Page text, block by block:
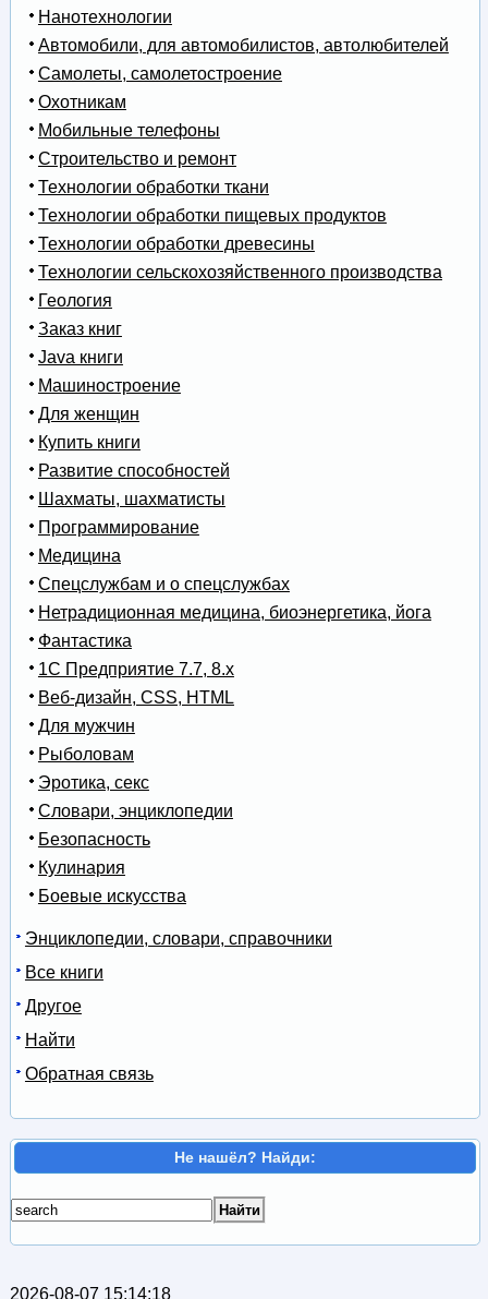
Нанотехнологии
Автомобили, для автомобилистов, автолюбителей
Самолеты, самолетостроение
Охотникам
Мобильные телефоны
Строительство и ремонт
Технологии обработки ткани
Технологии обработки пищевых продуктов
Технологии обработки древесины
Технологии сельскохозяйственного производства
Геология
Заказ книг
Java книги
Машиностроение
Для женщин
Купить книги
Развитие способностей
Шахматы, шахматисты
Программирование
Медицина
Спецслужбам и о спецслужбах
Нетрадиционная медицина, биоэнергетика, йога
Фантастика
1С Предприятие 7.7, 8.x
Веб-дизайн, CSS, HTML
Для мужчин
Рыболовам
Эротика, секс
Словари, энциклопедии
Безопасность
Кулинария
Боевые искусства
Энциклопедии, словари, справочники
Все книги
Другое
Найти
Обратная связь
Не нашёл? Найди:
2026-08-07 15:14:18